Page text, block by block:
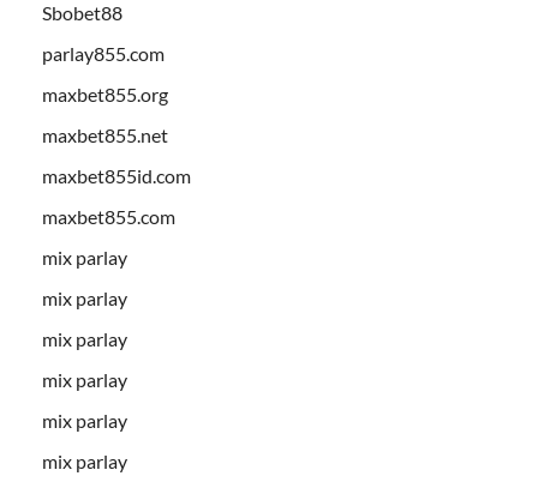
Sbobet88
parlay855.com
maxbet855.org
maxbet855.net
maxbet855id.com
maxbet855.com
mix parlay
mix parlay
mix parlay
mix parlay
mix parlay
mix parlay